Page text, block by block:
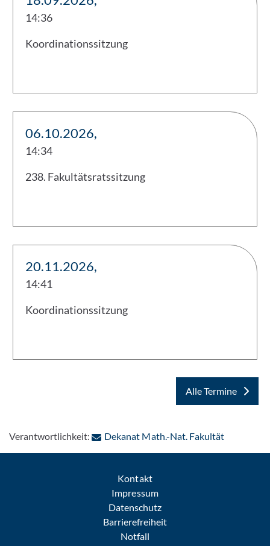
14:36
Koordinationssitzung
06.10.2026,
14:34
238. Fakultätsratssitzung
20.11.2026,
14:41
Koordinationssitzung
Alle Termine
Verantwortlichkeit: Dekanat Math.-Nat. Fakultät: Per E-
Kontakt
Impressum
Datenschutz
Barrierefreiheit
Notfall